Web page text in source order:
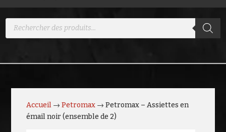
Recherche
Accueil →Petromax → Petromax – Assiettes en
émail noir (ensemble de 2)